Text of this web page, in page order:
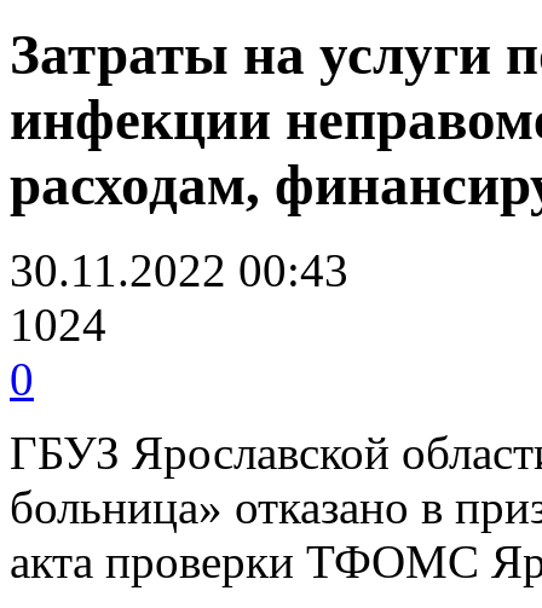
Затраты на
инфекции
расходам,
30.11.2022 00:43
1024
0
ГБУЗ Ярославской
больница» отказано в
акта проверки ТФОМС